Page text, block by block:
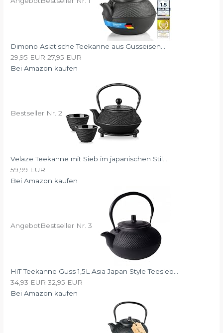
Dimono Asiatische Teekanne aus Gusseisen...
29,95 EUR 27,95 EUR
Bei Amazon kaufen
Bestseller Nr. 2
Velaze Teekanne mit Sieb im japanischen Stil...
59,99 EUR
Bei Amazon kaufen
AngebotBestseller Nr. 3
HiT Teekanne Guss 1,5L Asia Japan Style Teesieb...
34,93 EUR 32,95 EUR
Bei Amazon kaufen